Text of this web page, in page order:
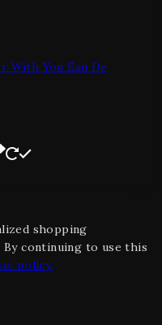
With You Eau De
shopping
continuing to use this
policy.